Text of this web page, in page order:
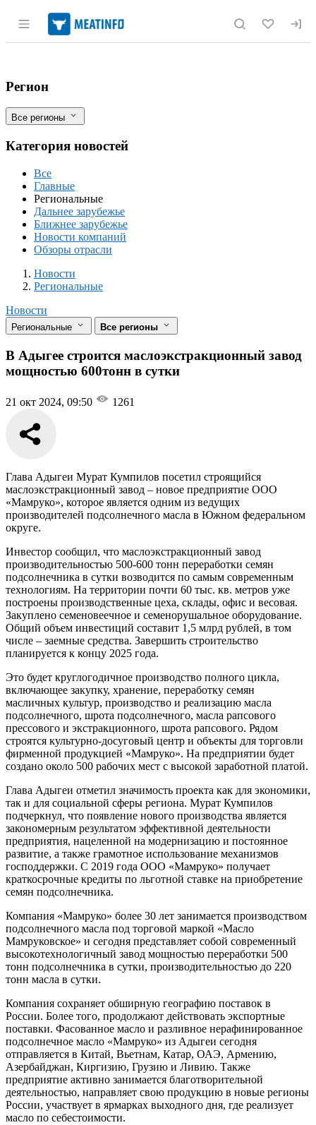
Раздел навигации по сайту
В Адыгее строится
Фильтры
Регион
Все регионы
Категория новостей
Все
Главные
Региональные
Дальнее зарубежье
Ближнее зарубежье
Новости компаний
Обзоры отрасли
Новости
Разделы
Новости
Региональные
Новости
Региональные Все регионы
В Адыгее строится маслоэкстракционный завод
мощностью 600тонн в сутки
21 окт 2024, 09:50 1261
Глава Адыгеи Мурат Кумпилов посетил строящийся
маслоэкстракционный завод – новое предприятие ООО
«Мамруко», которое является одним из ведущих
производителей подсолнечного масла в Южном федеральном
округе.
Инвестор сообщил, что маслоэкстракционный завод
производительностью 500-600 тонн переработки семян
подсолнечника в сутки возводится по самым современным
технологиям. На территории почти 60 тыс. кв. метров уже
построены производственные цеха, склады, офис и весовая.
Закуплено семеновеечное и семенорушальное оборудование.
Общий объем инвестиций составит 1,5 млрд рублей, в том
числе – заемные средства. Завершить строительство
планируется к концу 2025 года.
Это будет круглогодичное производство полного цикла,
включающее закупку, хранение, переработку семян
масличных культур, производство и реализацию масла
подсолнечного, шрота подсолнечного, масла рапсового
прессового и экстракционного, шрота рапсового. Рядом
строятся культурно-досуговый центр и объекты для торговли
фирменной продукцией «Мамруко». На предприятии будет
создано около 500 рабочих мест с высокой заработной платой.
Глава Адыгеи отметил значимость проекта как для экономики,
так и для социальной сферы региона. Мурат Кумпилов
подчеркнул, что появление нового производства является
закономерным результатом эффективной деятельности
предприятия, нацеленной на модернизацию и постоянное
развитие, а также грамотное использование механизмов
господдержки. С 2019 года ООО «Мамруко» получает
краткосрочные кредиты по льготной ставке на приобретение
семян подсолнечника.
Компания «Мамруко» более 30 лет занимается производством
подсолнечного масла под торговой маркой «Масло
Мамруковское» и сегодня представляет собой современный
высокотехнологичный завод мощностью переработки 500
тонн подсолнечника в сутки, производительностью до 220
тонн масла в сутки.
Компания сохраняет обширную географию поставок в
России. Более того, продолжают действовать экспортные
поставки. Фасованное масло и разливное нерафинированное
подсолнечное масло «Мамруко» из Адыгеи сегодня
отправляется в Китай, Вьетнам, Катар, ОАЭ, Армению,
Азербайджан, Киргизию, Грузию и Ливию. Также
предприятие активно занимается благотворительной
деятельностью, направляет свою продукцию в новые регионы
России, участвует в ярмарках выходного дня, где реализует
масло по себестоимости.